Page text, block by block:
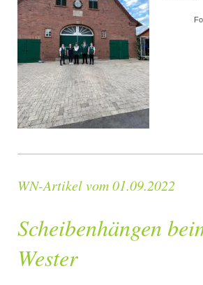
WN-Artikel vom 01.09.2022
Scheibenhängen
Wester